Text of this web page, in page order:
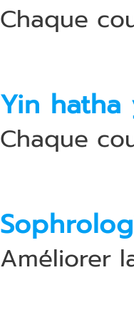
Chaque
Yin
Chaque
Améliorer